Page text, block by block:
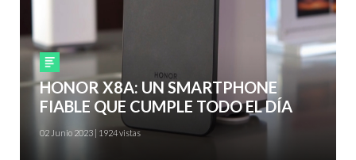
Smartphones
HONOR X8A: UN SMARTPHONE
FIABLE QUE CUMPLE TODO EL DÍA
02 Junio 2023 | 1924 vistas